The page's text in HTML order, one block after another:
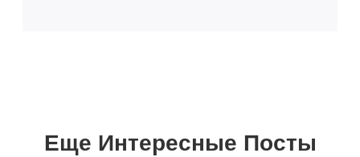
Еще Интересные Посты